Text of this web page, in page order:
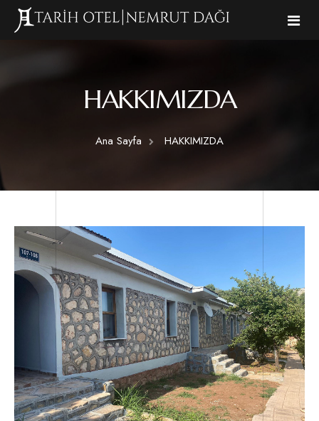
Aile Oda
Aktiviteler
Galeri
HAKKIMIZDA
Ana Sayfa HAKKIMIZDA